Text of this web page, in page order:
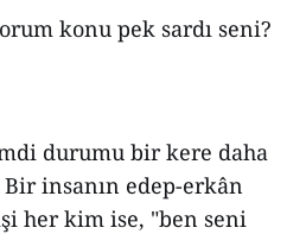
konu pek sardı seni?
durumu bir kere daha
insanın edep-erkân
her kim ise, "ben seni